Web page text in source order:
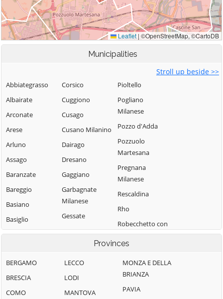
Municipalities
Stroll up beside >>
Abbiategrasso
Albairate
Arconate
Arese
Arluno
Assago
Baranzate
Bareggio
Basiano
Basiglio
Bellinzago
Bernate Ticino
Besate
Binasco
Corsico
Cuggiono
Cusago
Cusano Milanino
Dairago
Dresano
Gaggiano
Garbagnate
Milanese
Gessate
Gorgonzola
Gudo Visconti
Inveruno
Inzago
Pioltello
Pogliano
Milanese
Pozzo d'Adda
Pozzuolo
Martesana
Pregnana
Milanese
Rescaldina
Rho
Robecchetto con
Induno
Naviglio
Rodano
Rosate
Provinces
BERGAMO
BRESCIA
COMO
LECCO
LODI
MANTOVA
MONZA E DELLA
BRIANZA
PAVIA